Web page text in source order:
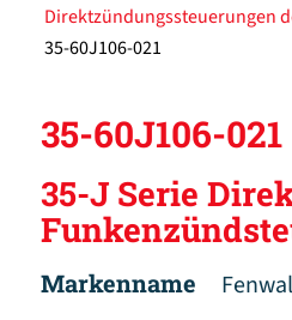
Direktzündungssteuerungen
35-60J106-021
35-60J106-021
35-J Serie
Markenname
Fenwal